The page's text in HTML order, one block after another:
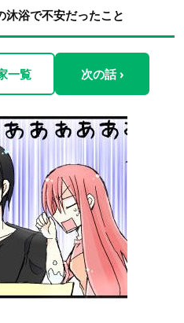
沐浴で不安だったこと
一覧 次の話 ›